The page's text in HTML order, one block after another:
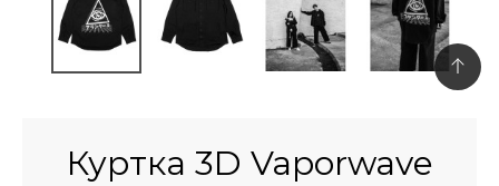
Куртка 3D Vaporwave